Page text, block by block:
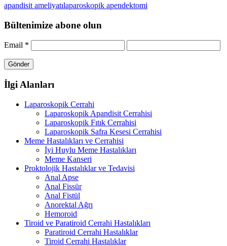
apandisit ameliyatılaparoskopik apendektomi
Bültenimize abone olun
Email *
İlgi Alanları
Laparoskopik Cerrahi
Laparoskopik Apandisit Cerrahisi
Laparoskopik Fıtık Cerrahisi
Laparoskopik Safra Kesesi Cerrahisi
Meme Hastalıkları ve Cerrahisi
İyi Huylu Meme Hastalıkları
Meme Kanseri
Proktolojik Hastalıklar ve Tedavisi
Anal Apse
Anal Fissür
Anal Fistül
Anorektal Ağrı
Hemoroid
Tiroid ve Paratiroid Cerrahi Hastalıkları
Paratiroid Cerrahi Hastalıklar
Tiroid Cerrahi Hastalıklar